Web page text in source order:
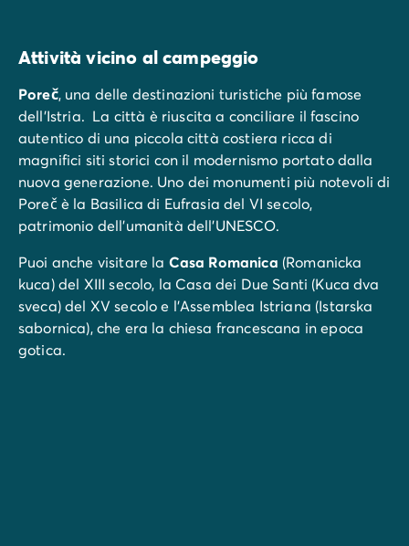
Attività vicino al campeggio
Poreč, una delle destinazioni turistiche più famose
dell'Istria. La città è riuscita a conciliare il fascino
autentico di una piccola città costiera ricca di
magnifici siti storici con il modernismo portato dalla
nuova generazione. Uno dei monumenti più notevoli di
Poreč è la Basilica di Eufrasia del VI secolo,
patrimonio dell'umanità dell'UNESCO.
Puoi anche visitare la Casa Romanica (Romanicka
kuca) del XIII secolo, la Casa dei Due Santi (Kuca dva
sveca) del XV secolo e l'Assemblea Istriana (Istarska
sabornica), che era la chiesa francescana in epoca
gotica.